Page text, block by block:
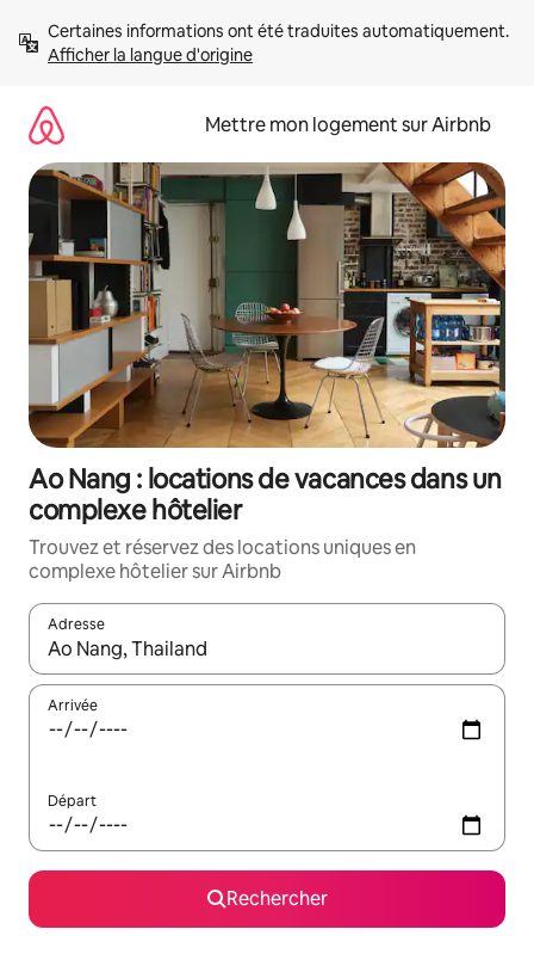
directement
Afficher la langue d'origine
Mettre mon logement sur Airbnb
Ao Nang : locations de vacances dans un
complexe hôtelier
Trouvez et réservez des locations uniques en
complexe hôtelier sur Airbnb
Adresse
Lorsque les résultats s'affichent, utilisez les flèches vers le
Arrivée
Départ
Rechercher